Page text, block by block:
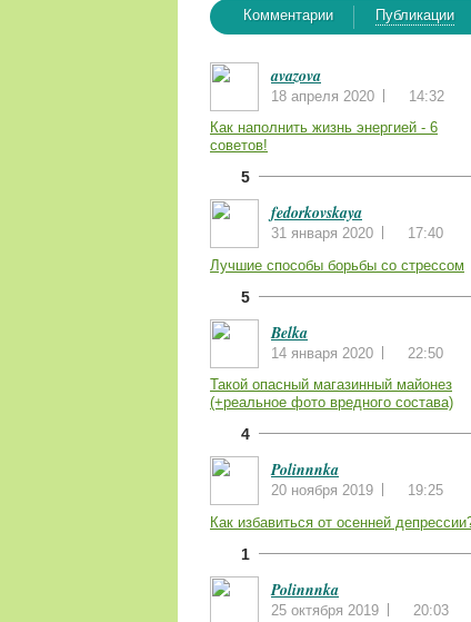
Комментарии Публикации
avazova
18 апреля 2020
14:32
Как наполнить жизнь энергией - 6
советов!
5
fedorkovskaya
31 января 2020
17:40
Лучшие способы борьбы со стрессом
5
Belka
14 января 2020
22:50
Такой опасный магазинный майонез
(+реальное фото вредного состава)
4
Polinnnka
20 ноября 2019
19:25
Как избавиться от осенней
1
Polinnnka
25 октября 2019
20:03